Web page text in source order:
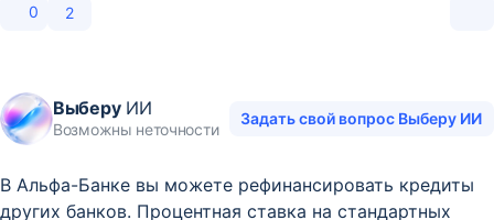
0 2
ВыберуИИ
Возможны неточности
Задать свой вопрос Выберу ИИ
В Альфа-Банке вы можете рефинансировать кредиты
других банков. Процентная ставка на стандартных